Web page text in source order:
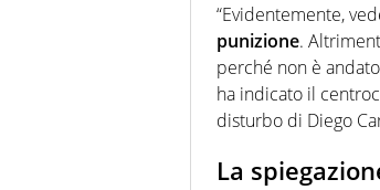
“Evidentemente,
punizione.
perché non è
ha indicato il
disturbo di Diego
La